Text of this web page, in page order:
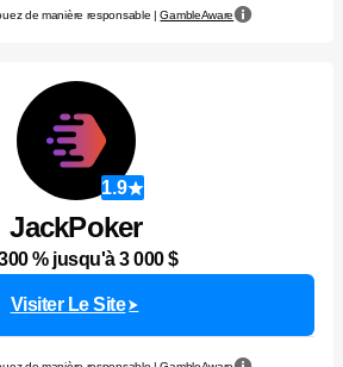
de manière responsable |GambleAware
1.9
JackPoker
% jusqu'à 3 000 $
Visiter Le Site